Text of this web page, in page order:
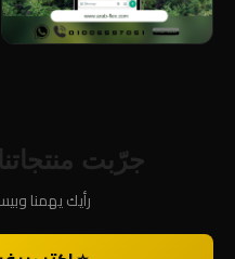
جرّبت
رأيك يهمنا